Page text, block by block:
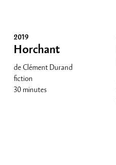
2019
Horchant
de Clément Durand
fiction
30 minutes